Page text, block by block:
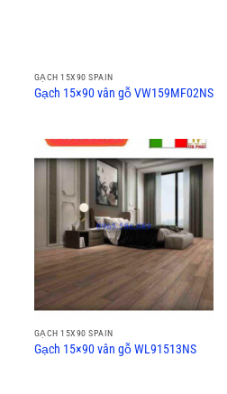
GẠCH 15X90 SPAIN
Gạch 15×90 vân gỗ VW159MF02NS
GẠCH 15X90 SPAIN
Gạch 15×90 vân gỗ WL91513NS